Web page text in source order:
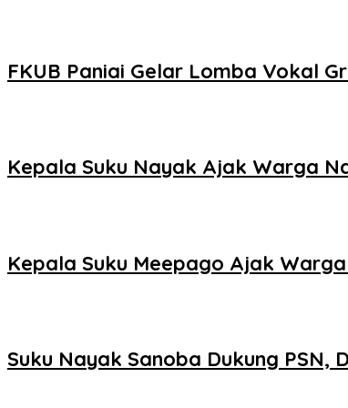
FKUB Paniai Gelar Lomba Vokal
Kepala Suku Nayak Ajak Warga
Kepala Suku Meepago Ajak
Suku Nayak Sanoba Dukung